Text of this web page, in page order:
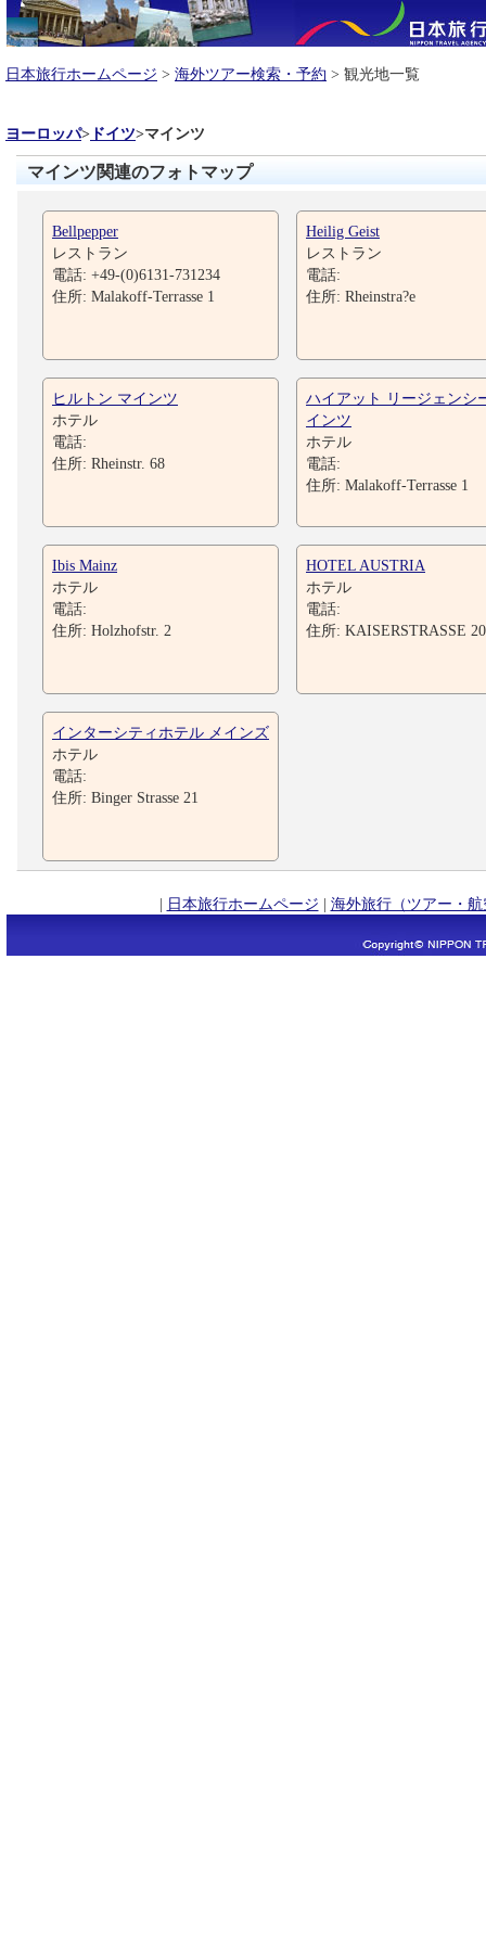
日本旅行ホームページ > 海外ツアー検索・予約 > 観光地一覧
ヨーロッパ> ドイツ>マインツ
マインツ関連のフォトマップ
Bellpepper
レストラン
電話: +49-(0)6131-731234
住所: Malakoff-Terrasse 1
Heilig Geist
レストラン
電話:
住所: Rheinstra?e
ヒルトン マインツ
ホテル
電話:
住所: Rheinstr. 68
ハイアット リージェンシ
インツ
ホテル
電話:
住所: Malakoff-Terrasse 1
Ibis Mainz
ホテル
電話:
住所: Holzhofstr. 2
HOTEL AUSTRIA
ホテル
電話:
住所: KAISERSTRASSE 20
インターシティホテル メインズ
ホテル
電話:
住所: Binger Strasse 21
| 日本旅行ホームページ | 海外旅行（ツアー・航